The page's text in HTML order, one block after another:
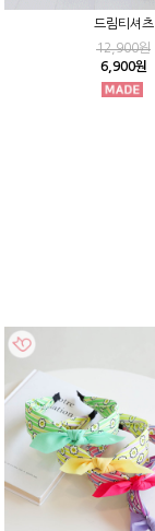
드림티셔츠
12,900원
6,900원